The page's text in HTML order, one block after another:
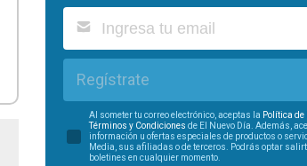
Regístrate
Al someter tu correo electrónico, aceptas la Política
Términos y Condiciones de El Nuevo Día. Además,
información u ofertas especiales de productos o
Media, sus afiliadas o de terceros. Podrás optar
boletines en cualquier momento.